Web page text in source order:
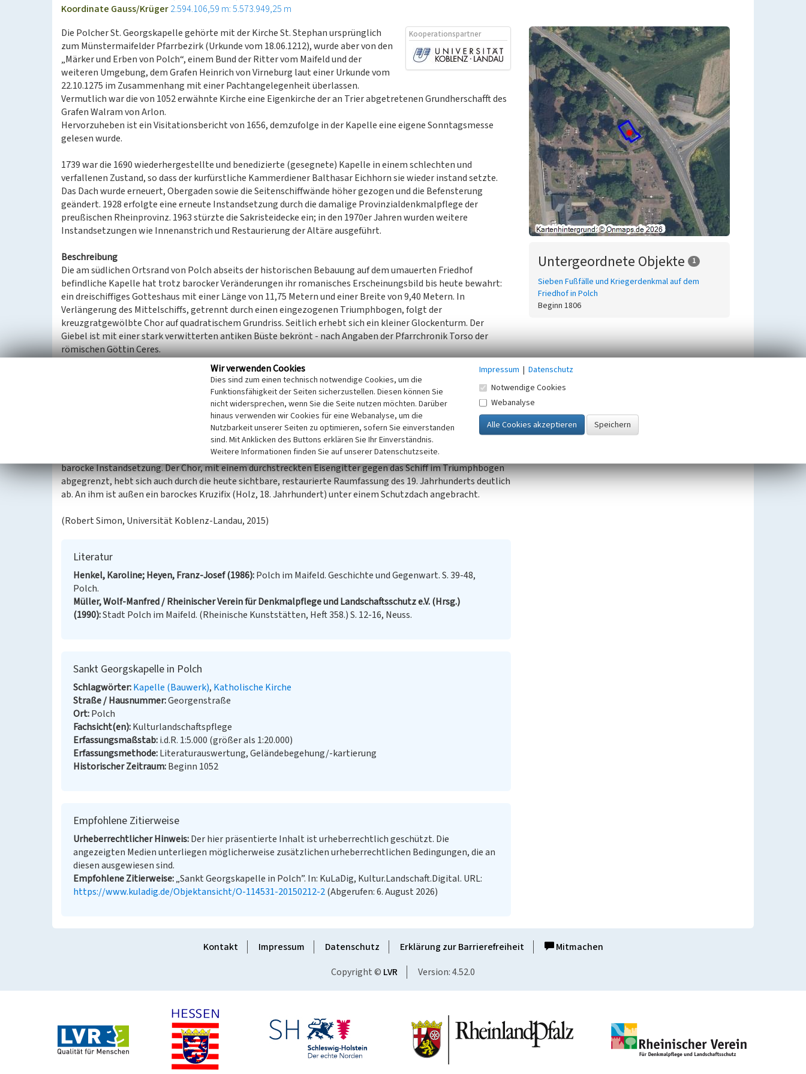
Koordinate Gauss/Krüger2.594.106,59 m: 5.573.949,25 m
Kooperationspartner
Die Polcher St. Georgskapelle gehörte mit der Kirche St. Stephan ursprünglich
zum Münstermaifelder Pfarrbezirk (Urkunde vom 18.06.1212), wurde aber von den
„Märker und Erben von Polch“, einem Bund der Ritter vom Maifeld und der
weiteren Umgebung, dem Grafen Heinrich von Virneburg laut einer Urkunde vom
22.10.1275 im Zusammenhang mit einer Pachtangelegenheit überlassen.
Vermutlich war die von 1052 erwähnte Kirche eine Eigenkirche der an Trier abgetretenen Grundherschafft des
Grafen Walram von Arlon.
Hervorzuheben ist ein Visitationsbericht von 1656, demzufolge in der Kapelle eine eigene Sonntagsmesse
gelesen wurde.
1739 war die 1690 wiederhergestellte und benedizierte (gesegnete) Kapelle in einem schlechten und
verfallenen Zustand, so dass der kurfürstliche Kammerdiener Balthasar Eichhorn sie wieder instand setzte.
Das Dach wurde erneuert, Obergaden sowie die Seitenschiffwände höher gezogen und die Befensterung
geändert. 1928 erfolgte eine erneute Instandsetzung durch die damalige Provinzialdenkmalpflege der
preußischen Rheinprovinz. 1963 stürzte die Sakristeidecke ein; in den 1970er Jahren wurden weitere
Instandsetzungen wie Innenanstrich und Restaurierung der Altäre ausgeführt.
Beschreibung
Die am südlichen Ortsrand von Polch abseits der historischen Bebauung auf dem umauerten Friedhof
befindliche Kapelle hat trotz barocker Veränderungen ihr romanisches Erscheinungsbild bis heute bewahrt:
ein dreischiffiges Gotteshaus mit einer Länge von 11,75 Metern und einer Breite von 9,40 Metern. In
Verlängerung des Mittelschiffs, getrennt durch einen eingezogenen Triumphbogen, folgt der
kreuzgratgewölbte Chor auf quadratischem Grundriss. Seitlich erhebt sich ein kleiner Glockenturm. Der
Giebel ist mit einer stark verwitterten antiken Büste bekrönt - nach Angaben der Pfarrchronik Torso der
römischen Göttin Ceres.
Die Längsseiten sind mit drei beziehungsweise zwei schmalen Rechteckfenstern in den Seitenschiffwänden,
der Obergadenbereich mit drei ovalen barocken Fensteröffnungen versehen. Der Eingang, ausgestattet mit
einem romanischen Grabstein als Türsturz, befindet sich an der Südseite des Seitenschiffes.
Der Innenraum wird durch vier halbkreisförmige Arkadenbögen auf massiven Pfeilern mit Kämpferplatten
bestimmt. Lediglich die Decken über den Schiffen mit ihren Stuckspiegeln erinnern an die barocke
Instandsetzung. Ferner verweisen auch Bänke, Altäre, Opferstock, Taufstein und Kommunionbank auf die
barocke Instandsetzung. Der Chor, mit einem durchstreckten Eisengitter gegen das Schiff im Triumphbogen
abgegrenzt, hebt sich auch durch die heute sichtbare, restaurierte Raumfassung des 19. Jahrhunderts deutlich
ab. An ihm ist außen ein barockes Kruzifix (Holz, 18. Jahrhundert) unter einem Schutzdach angebracht.
(Robert Simon, Universität Koblenz-Landau, 2015)
Literatur
Henkel, Karoline; Heyen, Franz-Josef (1986) Polch im Maifeld. Geschichte und Gegenwart. S. 39-48,
Polch.
Müller, Wolf-Manfred / Rheinischer Verein für Denkmalpflege und Landschaftsschutz e.V. (Hrsg.)
(1990) Stadt Polch im Maifeld. (Rheinische Kunststätten, Heft 358.) S. 12-16, Neuss.
Sankt Georgskapelle in Polch
Schlagwörter Kapelle (Bauwerk) Katholische Kirche
Straße / Hausnummer Georgenstraße
Ort Polch
Fachsicht(en) Kulturlandschaftspflege
Erfassungsmaßstab i.d.R. 1:5.000 (größer als 1:20.000)
Erfassungsmethode Literaturauswertung, Geländebegehung/-kartierung
Historischer Zeitraum Beginn 1052
Empfohlene Zitierweise
Urheberrechtlicher Hinweis Der hier präsentierte Inhalt ist urheberrechtlich geschützt. Die
angezeigten Medien unterliegen möglicherweise zusätzlichen urheberrechtlichen Bedingungen, die an
diesen ausgewiesen sind.
Empfohlene Zitierweise „Sankt Georgskapelle in Polch”. In: KuLaDig, Kultur.Landschaft.Digital. URL:
https://www.kuladig.de/Objektansicht/O-114531-20150212-2(Abgerufen: 6. August 2026)
Untergeordnete Objekte 1
Sieben Fußfälle und Kriegerdenkmal auf dem
Friedhof in Polch
Beginn 1806
Kontakt Impressum Datenschutz Erklärung zur Barrierefreiheit
Mitmachen
Copyright © LVR Version: 4.52.0
Wir verwenden Cookies
Dies sind zum einen technisch notwendige Cookies, um die
Funktionsfähigkeit der Seiten sicherzustellen. Diesen können Sie
nicht widersprechen, wenn Sie die Seite nutzen möchten. Darüber
hinaus verwenden wir Cookies für eine Webanalyse, um die
Nutzbarkeit unserer Seiten zu optimieren, sofern Sie einverstanden
sind. Mit Anklicken des Buttons erklären Sie Ihr Einverständnis.
Weitere Informationen finden Sie auf unserer Datenschutzseite.
Impressum | Datenschutz
Notwendige Cookies
Webanalyse